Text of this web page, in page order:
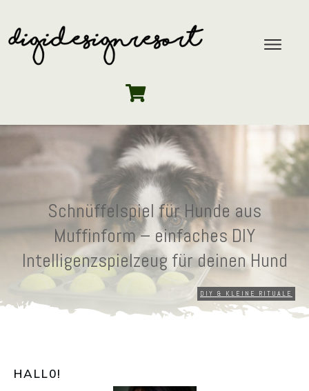
Schnüffelspiel für Hunde aus
Muffinform – einfaches DIY
Intelligenzspielzeug für deinen Hund
DIY & KLEINE RITUALE
HALL0!